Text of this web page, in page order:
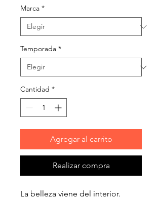
Marca *
Temporada *
Cantidad *
Agregar al carrito
Realizar compra
La belleza viene del interior.